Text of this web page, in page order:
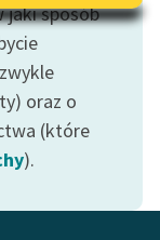
jaki sposób
oraz o
(które
).